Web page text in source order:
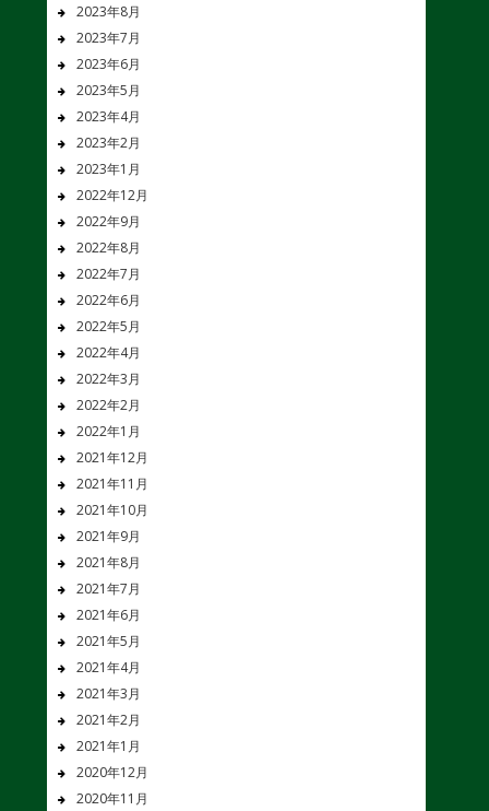
2023年8月
2023年7月
2023年6月
2023年5月
2023年4月
2023年2月
2023年1月
2022年12月
2022年9月
2022年8月
2022年7月
2022年6月
2022年5月
2022年4月
2022年3月
2022年2月
2022年1月
2021年12月
2021年11月
2021年10月
2021年9月
2021年8月
2021年7月
2021年6月
2021年5月
2021年4月
2021年3月
2021年2月
2021年1月
2020年12月
2020年11月